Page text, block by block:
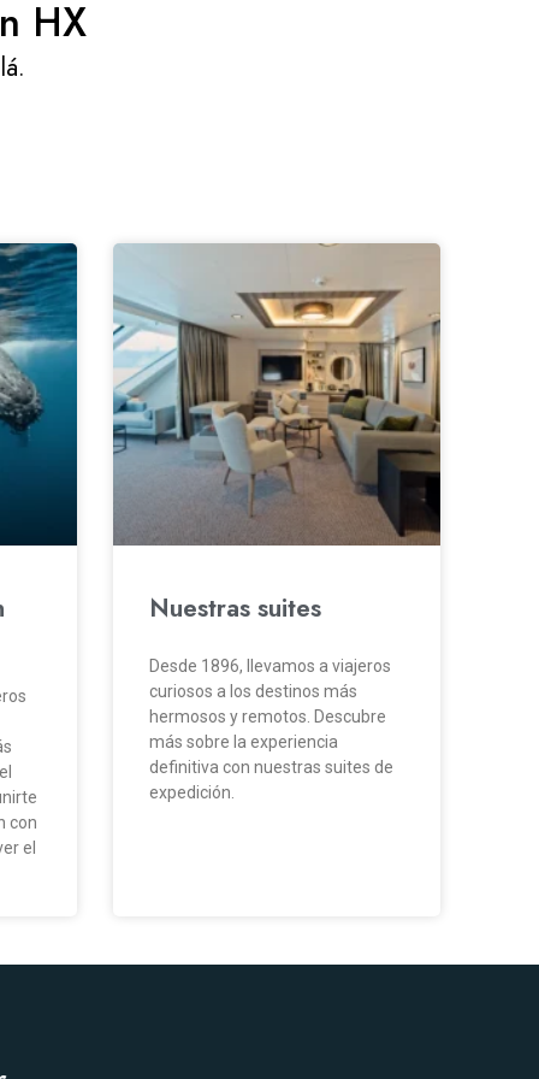
HX
con
el
Nuestras suites
Desde 1896, llevamos a viajeros
curiosos a los destinos más
hermosos y remotos. Descubre
más sobre la experiencia
definitiva con nuestras suites de
expedición.